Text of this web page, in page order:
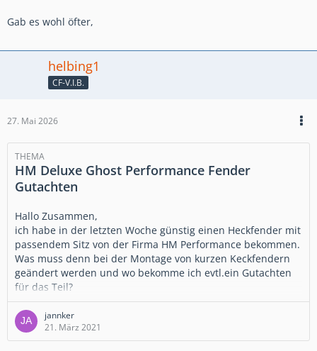
Gab es wohl öfter,
helbing1
CF-V.I.B.
27. Mai 2026
THEMA
HM Deluxe Ghost Performance Fender
Gutachten
Hallo Zusammen,
ich habe in der letzten Woche günstig einen Heckfender mit
passendem Sitz von der Firma HM Performance bekommen.
Was muss denn bei der Montage von kurzen Keckfendern
geändert werden und wo bekomme ich evtl.ein Gutachten
für das Teil?
Die Firma HM existiert ja leider nicht mehr
VG
Frank
jannker
21. März 2021